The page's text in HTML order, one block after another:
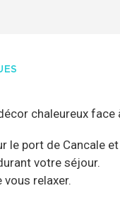
chaleureux face
le port de Cancale
votre séjour.
relaxer.